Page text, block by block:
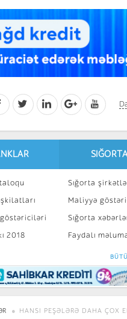
2018
Sığorta
Maliyyə
Sığorta
Faydalı
Sığorta
HANSI PEŞƏLƏRƏ DAHA ÇOX